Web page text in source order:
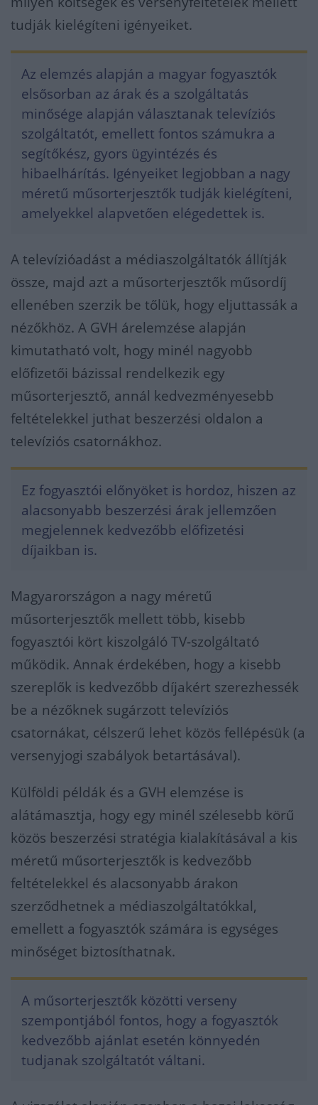
tudják kielégíteni igényeiket.
Az elemzés alapján a magyar fogyasztók
elsősorban az árak és a szolgáltatás
minősége alapján választanak televíziós
szolgáltatót, emellett fontos számukra a
segítőkész, gyors ügyintézés és
hibaelhárítás. Igényeiket legjobban a nagy
méretű műsorterjesztők tudják kielégíteni,
amelyekkel alapvetően elégedettek is.
A televízióadást a médiaszolgáltatók állítják
össze, majd azt a műsorterjesztők műsordíj
ellenében szerzik be tőlük, hogy eljuttassák a
nézőkhöz. A GVH árelemzése alapján
kimutatható volt, hogy minél nagyobb
előfizetői bázissal rendelkezik egy
műsorterjesztő, annál kedvezményesebb
feltételekkel juthat beszerzési oldalon a
televíziós csatornákhoz.
Ez fogyasztói előnyöket is hordoz, hiszen az
alacsonyabb beszerzési árak jellemzően
megjelennek kedvezőbb előfizetési
díjaikban is.
Magyarországon a nagy méretű
műsorterjesztők mellett több, kisebb
fogyasztói kört kiszolgáló TV-szolgáltató
működik. Annak érdekében, hogy a kisebb
szereplők is kedvezőbb díjakért szerezhessék
be a nézőknek sugárzott televíziós
csatornákat, célszerű lehet közös fellépésük (a
versenyjogi szabályok betartásával).
Külföldi példák és a GVH elemzése is
alátámasztja, hogy egy minél szélesebb körű
közös beszerzési stratégia kialakításával a kis
méretű műsorterjesztők is kedvezőbb
feltételekkel és alacsonyabb árakon
szerződhetnek a médiaszolgáltatókkal,
emellett a fogyasztók számára is egységes
minőséget biztosíthatnak.
A műsorterjesztők közötti verseny
szempontjából fontos, hogy a fogyasztók
kedvezőbb ajánlat esetén könnyedén
tudjanak szolgáltatót váltani.